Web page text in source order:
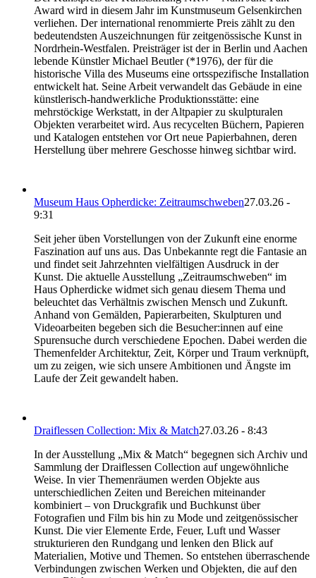
Award wird in diesem Jahr im Kunstmuseum Gelsenkirchen
verliehen. Der international renommierte Preis zählt zu den
bedeutendsten Auszeichnungen für zeitgenössische Kunst in
Nordrhein-Westfalen. Preisträger ist der in Berlin und Aachen
lebende Künstler Michael Beutler (*1976), der für die
historische Villa des Museums eine ortsspezifische Installation
entwickelt hat. Seine Arbeit verwandelt das Gebäude in eine
künstlerisch-handwerkliche Produktionsstätte: eine
mehrstöckige Werkstatt, in der Altpapier zu skulpturalen
Objekten verarbeitet wird. Aus recycelten Büchern, Papieren
und Katalogen entstehen vor Ort neue Papierbahnen, deren
Herstellung über mehrere Geschosse hinweg sichtbar wird.
Museum Haus Opherdicke: Zeitraumschweben27.03.26 -
9:31
Seit jeher üben Vorstellungen von der Zukunft eine enorme
Faszination auf uns aus. Das Unbekannte regt die Fantasie an
und findet seit Jahrzehnten vielfältigen Ausdruck in der
Kunst. Die aktuelle Ausstellung „Zeitraumschweben“ im
Haus Opherdicke widmet sich genau diesem Thema und
beleuchtet das Verhältnis zwischen Mensch und Zukunft.
Anhand von Gemälden, Papierarbeiten, Skulpturen und
Videoarbeiten begeben sich die Besucher:innen auf eine
Spurensuche durch verschiedene Epochen. Dabei werden die
Themenfelder Architektur, Zeit, Körper und Traum verknüpft,
um zu zeigen, wie sich unsere Ambitionen und Ängste im
Laufe der Zeit gewandelt haben.
Draiflessen Collection: Mix & Match27.03.26 - 8:43
In der Ausstellung „Mix & Match“ begegnen sich Archiv und
Sammlung der Draiflessen Collection auf ungewöhnliche
Weise. In vier Themenräumen werden Objekte aus
unterschiedlichen Zeiten und Bereichen miteinander
kombiniert – von Druckgrafik und Buchkunst über
Fotografien und Film bis hin zu Mode und zeitgenössischer
Kunst. Die vier Elemente Erde, Feuer, Luft und Wasser
strukturieren den Rundgang und lenken den Blick auf
Materialien, Motive und Themen. So entstehen überraschende
Verbindungen zwischen Werken und Objekten, die auf den